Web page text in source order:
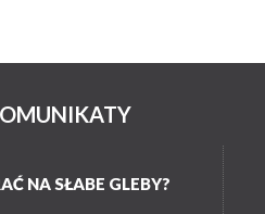
NA SŁABE GLEBY?